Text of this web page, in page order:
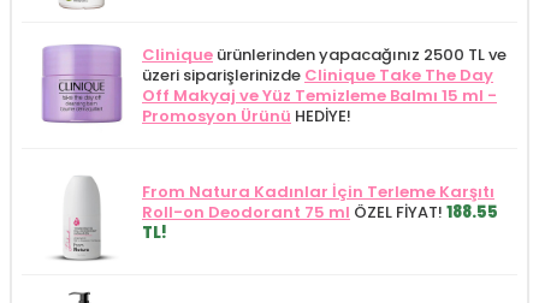
Clinique ürünlerinden yapacağınız 2500 TL ve
üzeri siparişlerinizde Clinique Take The Day
Off Makyaj ve Yüz Temizleme Balmı 15 ml -
Promosyon Ürünü HEDİYE!
From Natura Kadınlar İçin Terleme Karşıtı
Roll-on Deodorant 75 ml ÖZEL FİYAT! 188.55
TL!